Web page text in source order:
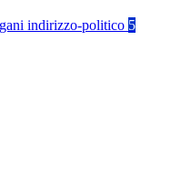
indirizzo-politico 5